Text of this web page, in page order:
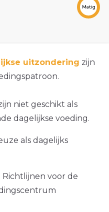
Matig
uitzondering zijn
niet geschikt als
dagelijkse voeding.
als dagelijks
voor de